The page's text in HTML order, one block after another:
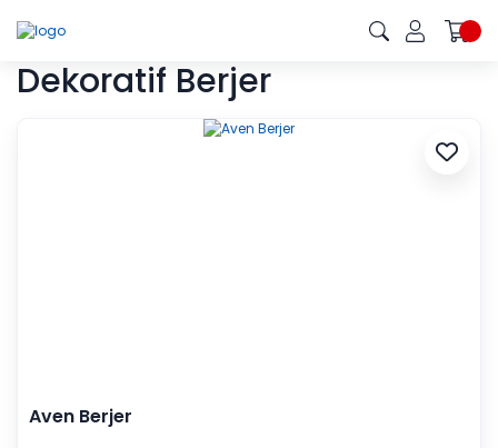
Dekoratif Berjer
Aven Berjer